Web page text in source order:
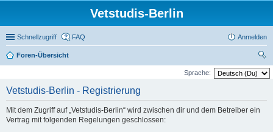
Vetstudis-Berlin
Schnellzugriff FAQ Anmelden
Foren-Übersicht
uc
Sprache:
Vetstudis-Berlin - Registrierung
Mit dem Zugriff auf „Vetstudis-Berlin“ wird zwischen dir und dem Betreiber ein
Vertrag mit folgenden Regelungen geschlossen: